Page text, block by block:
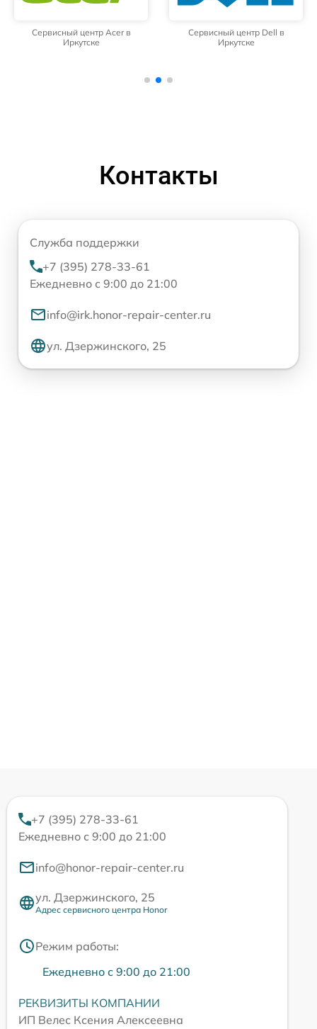
Сервисный центр Acer в
Иркутске
Сервисный центр Dell в
Иркутске
Контакты
Служба поддержки
+7 (395) 278-33-61
Ежедневно с 9:00 до 21:00
info@irk.honor-repair-center.ru
ул. Дзержинского, 25
+7 (395) 278-33-61
Ежедневно с 9:00 до 21:00
info@honor-repair-center.ru
ул. Дзержинского, 25
Адрес сервисного центра Honor
Режим работы:
Ежедневно с 9:00 до 21:00
РЕКВИЗИТЫ КОМПАНИИ
ИП Велес Ксения Алексеевна